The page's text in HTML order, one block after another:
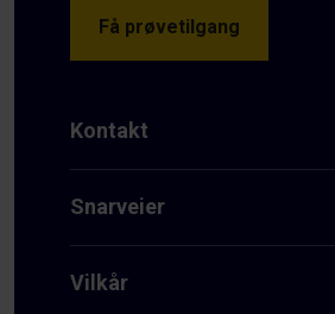
Få prøvetilgang
Kontakt
Snarveier
Vilkår